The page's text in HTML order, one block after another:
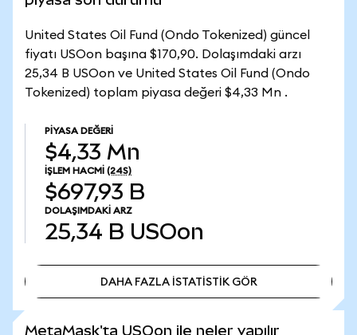
United States Oil Fund (Ondo Tokenized) güncel
fiyatı USOon başına $170,90. Dolaşımdaki arzı
25,34 B USOon ve United States Oil Fund (Ondo
Tokenized) toplam piyasa değeri $4,33 Mn .
PIYASA DEĞERI
$4,33 Mn
İŞLEM HACMI (24S)
$697,93 B
DOLAŞIMDAKI ARZ
25,34 B USOon
DAHA FAZLA İSTATİSTİK GÖR
MetaMask'ta USOon ile neler yapılır